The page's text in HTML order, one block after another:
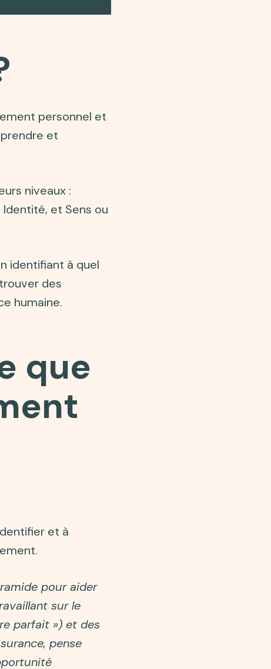
personnel et
et
niveaux :
et Sens ou
identifiant à quel
des
humaine.
que
et à
pour aider
sur le
parfait ») et des
pense